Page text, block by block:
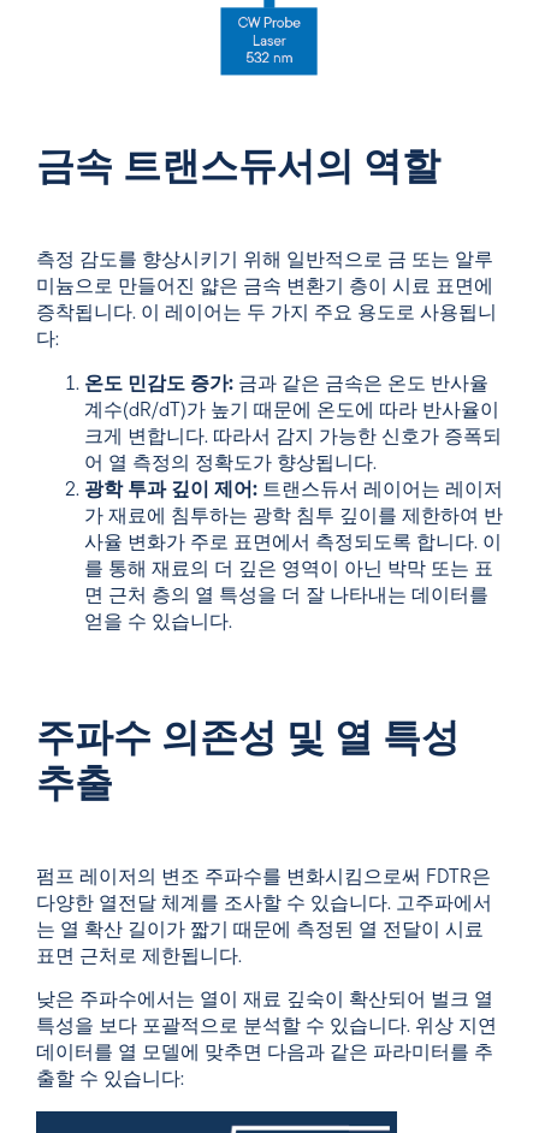
금속 트랜스듀서의 역할
측정 감도를 향상시키기 위해 일반적으로 금 또는 알루
미늄으로 만들어진 얇은 금속 변환기 층이 시료 표면에
증착됩니다. 이 레이어는 두 가지 주요 용도로 사용됩니
다:
온도 민감도 증가: 금과 같은 금속은 온도 반사율
계수(dR/dT)가 높기 때문에 온도에 따라 반사율이
크게 변합니다. 따라서 감지 가능한 신호가 증폭되
어 열 측정의 정확도가 향상됩니다.
광학 투과 깊이 제어: 트랜스듀서 레이어는 레이저
가 재료에 침투하는 광학 침투 깊이를 제한하여 반
사율 변화가 주로 표면에서 측정되도록 합니다. 이
를 통해 재료의 더 깊은 영역이 아닌 박막 또는 표
면 근처 층의 열 특성을 더 잘 나타내는 데이터를
얻을 수 있습니다.
주파수 의존성 및 열 특성
추출
펌프 레이저의 변조 주파수를 변화시킴으로써 FDTR은
다양한 열전달 체계를 조사할 수 있습니다. 고주파에서
는 열 확산 길이가 짧기 때문에 측정된 열 전달이 시료
표면 근처로 제한됩니다.
낮은 주파수에서는 열이 재료 깊숙이 확산되어 벌크 열
특성을 보다 포괄적으로 분석할 수 있습니다. 위상 지연
데이터를 열 모델에 맞추면 다음과 같은 파라미터를 추
출할 수 있습니다: